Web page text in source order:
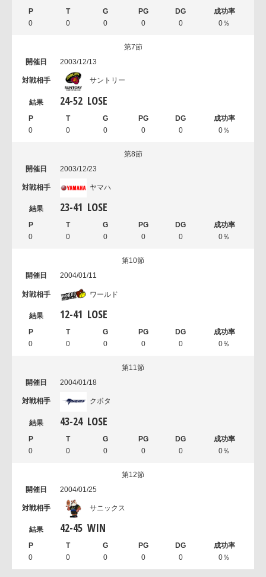
0 0 0 0 0 0％
第7節
2003/12/13
サントリー
24-52 LOSE
0 0 0 0 0 0％
第8節
2003/12/23
ヤマハ
23-41 LOSE
0 0 0 0 0 0％
第10節
2004/01/11
ワールド
12-41 LOSE
0 0 0 0 0 0％
第11節
2004/01/18
クボタ
43-24 LOSE
0 0 0 0 0 0％
第12節
2004/01/25
サニックス
42-45 WIN
0 0 0 0 0 0％